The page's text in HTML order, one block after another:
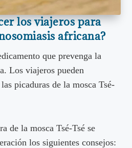
los viajeros para
africana?
que prevenga la
Los viajeros pueden
picaduras de la mosca Tsé-
de la mosca Tsé-Tsé se
los siguientes consejos: